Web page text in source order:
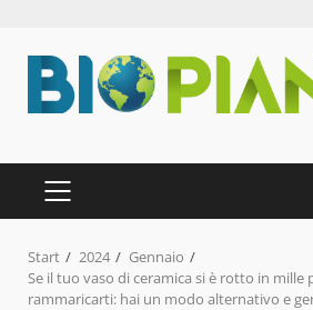
Inhalt
springen
PRIMÄRES
MENÜ
Start 2024
Gennaio
Se il tuo vaso di ceramica si è rotto in mille
rammaricarti: hai un modo alternativo e